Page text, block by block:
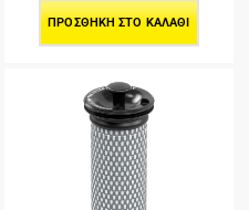
ΠΡΟΣΘΉΚΗ ΣΤΟ ΚΑΛΆΘΙ